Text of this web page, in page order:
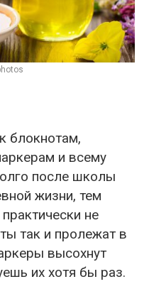
блокнотам,
и всему
после школы
жизни, тем
не
так и пролежат в
высохнут
их хотя бы раз.